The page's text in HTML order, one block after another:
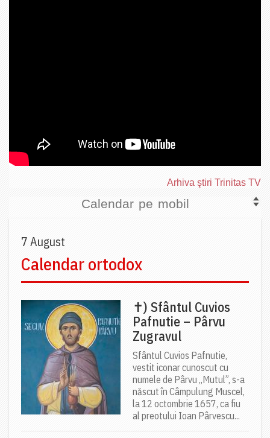
Arhiva ştiri Trinitas TV
Calendar pe mobil
7 August
Calendar ortodox
✝) Sfântul Cuvios
Pafnutie – Pârvu
Zugravul
Sfântul Cuvios Pafnutie,
vestit iconar cunoscut cu
numele de Pârvu „Mutul”, s-a
născut în Câmpulung Muscel,
la 12 octombrie 1657, ca fiu
al preotului Ioan Pârvescu...